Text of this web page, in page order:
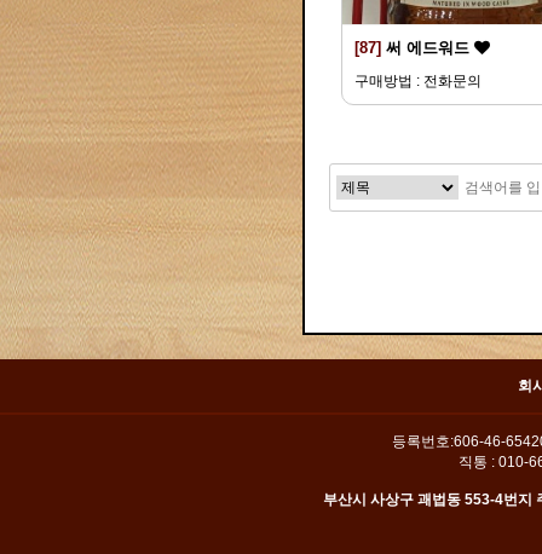
[87] 써 에드워드
구매방법 : 전화문의
회
등록번호:606-46-
직통 : 010-
부산시 사상구 괘법동 553-4번지